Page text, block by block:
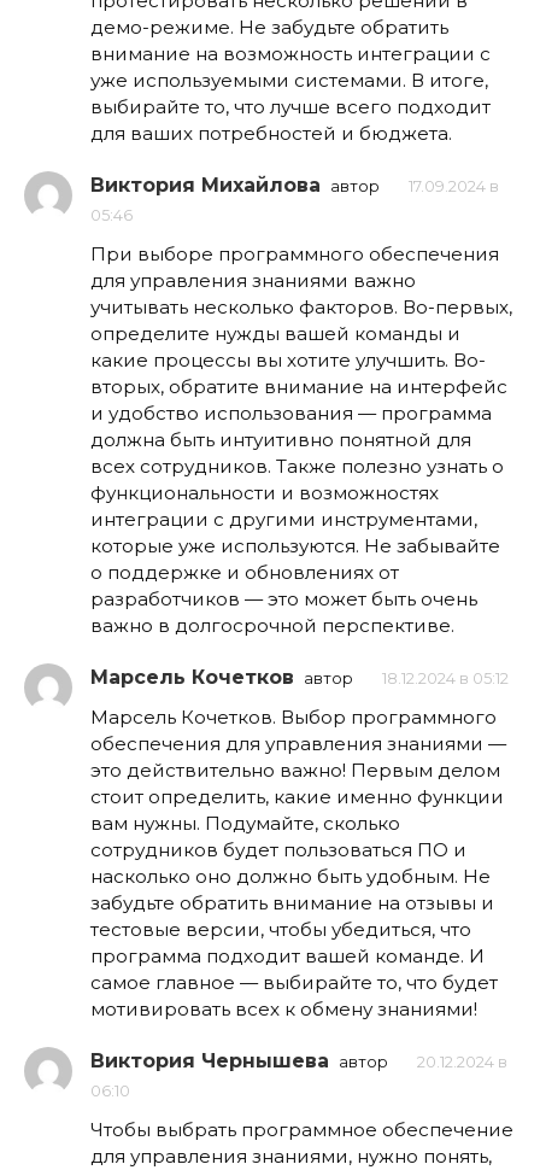
демо-режиме. Не забудьте обратить
внимание на возможность интеграции с
уже используемыми системами. В итоге,
выбирайте то, что лучше всего подходит
для ваших потребностей и бюджета.
Виктория Михайлова автор
17.09.2024 в
05:46
При выборе программного обеспечения
для управления знаниями важно
учитывать несколько факторов. Во-первых,
определите нужды вашей команды и
какие процессы вы хотите улучшить. Во-
вторых, обратите внимание на интерфейс
и удобство использования — программа
должна быть интуитивно понятной для
всех сотрудников. Также полезно узнать о
функциональности и возможностях
интеграции с другими инструментами,
которые уже используются. Не забывайте
о поддержке и обновлениях от
разработчиков — это может быть очень
важно в долгосрочной перспективе.
Марсель Кочетков автор 18.12.2024 в 05:12
Марсель Кочетков. Выбор программного
обеспечения для управления знаниями —
это действительно важно! Первым делом
стоит определить, какие именно функции
вам нужны. Подумайте, сколько
сотрудников будет пользоваться ПО и
насколько оно должно быть удобным. Не
забудьте обратить внимание на отзывы и
тестовые версии, чтобы убедиться, что
программа подходит вашей команде. И
самое главное — выбирайте то, что будет
мотивировать всех к обмену знаниями!
Виктория Чернышева автор
20.12.2024 в
06:10
Чтобы выбрать программное обеспечение
для управления знаниями, нужно понять,